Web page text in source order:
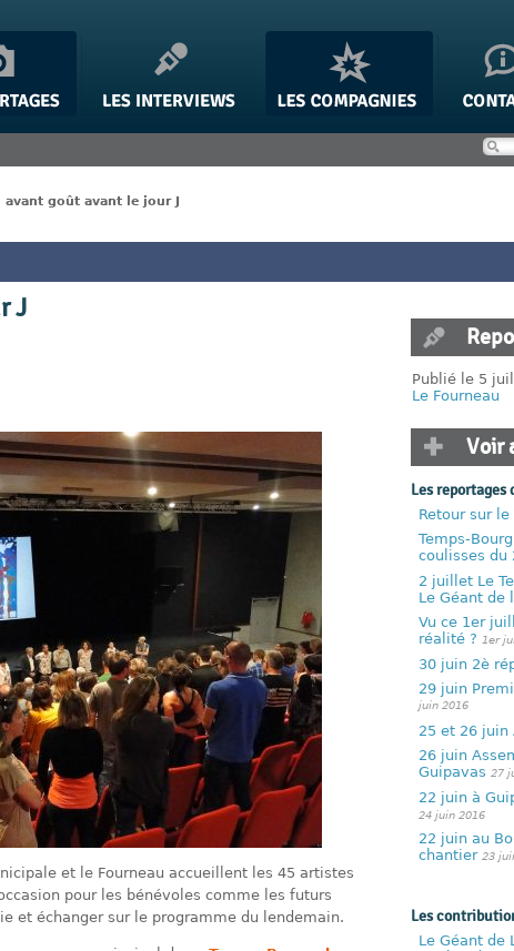
avant goût avant le jour J
J
et le Fourneau accueillent les 45 artistes
pour les bénévoles comme les futurs
et échanger sur le programme du lendemain.
Publié le 5
Le Fourneau
Voir
Les reportages
Retour sur le
Temps-
coulisses du
2 juillet Le
Le Géant de
Vu ce 1er
réalité ? 1er
30 juin 2è
29 juin
juin 2016
25 et 26 juin
26 juin
Guipavas 27
22 juin à
24 juin 2016
22 juin au
chantier 23
Les
Le Géant de